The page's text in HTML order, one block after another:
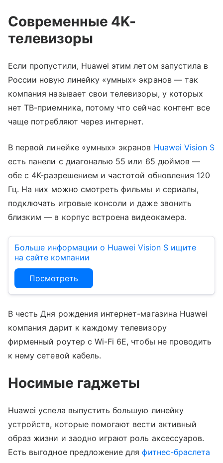
Современные 4K-
телевизоры
Если пропустили, Huawei этим летом запустила в
России новую линейку «умных» экранов — так
компания называет свои телевизоры, у которых
нет ТВ-приемника, потому что сейчас контент все
чаще потребляют через интернет.
В первой линейке «умных» экранов Huawei Vision S
есть панели с диагональю 55 или 65 дюймов —
обе с 4K-разрешением и частотой обновления 120
Гц. На них можно смотреть фильмы и сериалы,
подключать игровые консоли и даже звонить
близким — в корпус встроена видеокамера.
Больше информации о Huawei Vision S ищите
на сайте компании
Посмотреть
В честь Дня рождения интернет-магазина Huawei
компания дарит к каждому телевизору
фирменный роутер с Wi-Fi 6E, чтобы не проводить
к нему сетевой кабель.
Носимые гаджеты
Huawei успела выпустить большую линейку
устройств, которые помогают вести активный
образ жизни и заодно играют роль аксессуаров.
Есть выгодное предложение дляфитнес-браслета